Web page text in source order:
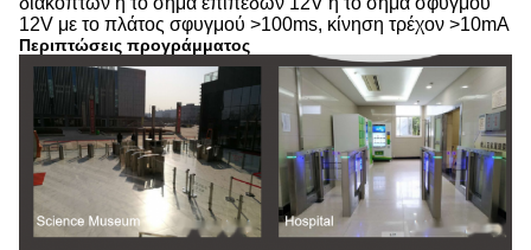
12V με το πλάτος σφυγμού >100ms, κίνηση τρέχον >10mA
Περιπτώσεις προγράμματος